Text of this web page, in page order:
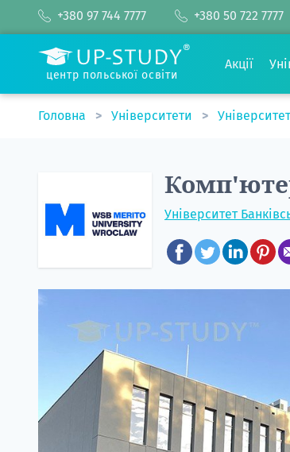
+380 97 744 7777 +380 50 722 7777
центр польської освіти
Акції
Головна Університети
Університет